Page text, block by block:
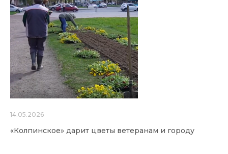
14.05.2026
«Колпинское» дарит цветы ветеранам и городу